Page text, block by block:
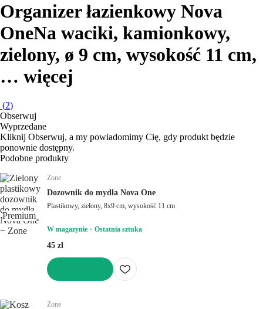
Organizer łazienkowy Nova
OneNa waciki, kamionkowy,
zielony, ø 9 cm, wysokość 11 cm,
… więcej
(2)
Obserwuj
Wyprzedane
Kliknij Obserwuj, a my powiadomimy Cię, gdy produkt będzie
ponownie dostępny.
Podobne produkty
Premium
Zone
Dozownik do mydła Nova One
Plastikowy, zielony, 8x9 cm, wysokość 11 cm
W magazynie Ostatnia sztuka
45 zł
Zone